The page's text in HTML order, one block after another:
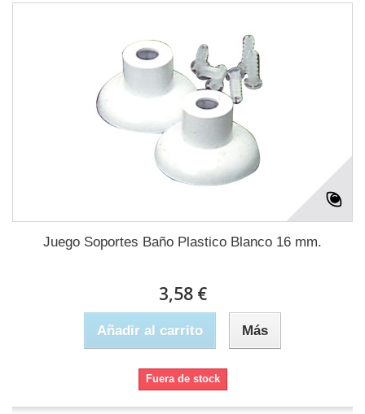
Juego Soportes Baño Plastico Blanco 16 mm.
3,58 €
Añadir al carrito Más
Fuera de stock